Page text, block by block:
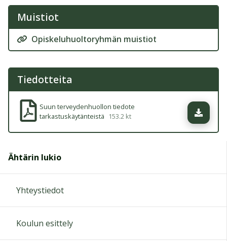
Muistiot
Opiskeluhuoltoryhmän muistiot
Tiedotteita
Suun terveydenhuollon tiedote
tarkastuskäytänteistä
153.2 kt
Ähtärin lukio
Yhteystiedot
Koulun esittely